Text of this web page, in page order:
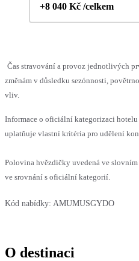
+8 040 Kč /celkem
Čas stravování a provoz jednotlivých
změnám v důsledku sezónnosti,
vliv.
Informace o oficiální kategorizaci
uplatňuje vlastní kritéria pro udělení
Polovina hvězdičky uvedená ve
ve srovnání s oficiální kategorií.
Kód nabídky: AMUMUSGYDO
O destinaci